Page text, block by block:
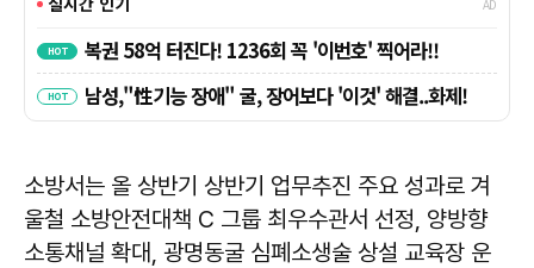
소방서는 올 상반기 상반기 업무추진 주요 성과로 겨
울철 소방안전대책 C 그룹 최우수관서 선정, 양방향
소통채널 확대, 광명동굴 심폐소생술 상설 교육장 운